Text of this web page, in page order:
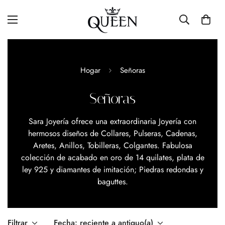
Hogar Señoras
Señoras
Sara Joyería ofrece una extraordinaria Joyería con
hermosos diseños de Collares, Pulseras, Cadenas,
Aretes, Anillos, Tobilleras, Colgantes. Fabulosa
colección de acabado en oro de 14 quilates, plata de
ley 925 y diamantes de imitación; Piedras redondas y
baguttes.